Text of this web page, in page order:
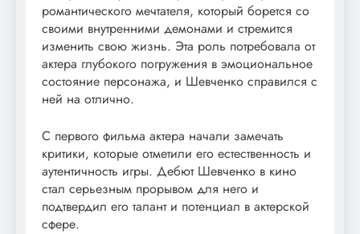
романтического мечтателя, который борется со
своими внутренними демонами и стремится
изменить свою жизнь. Эта роль потребовала от
актера глубокого погружения в эмоциональное
состояние персонажа, и Шевченко справился с
ней на отлично.
С первого фильма актера начали замечать
критики, которые отметили его естественность и
аутентичность игры. Дебют Шевченко в кино
стал серьезным прорывом для него и
подтвердил его талант и потенциал в актерской
сфере.